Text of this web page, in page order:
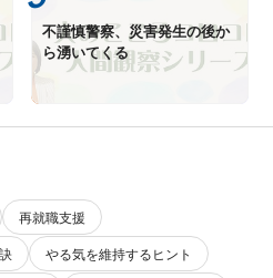
不謹慎警察、災害発生の後か
ら湧いてくる
再就職支援
やる気を維持するヒント